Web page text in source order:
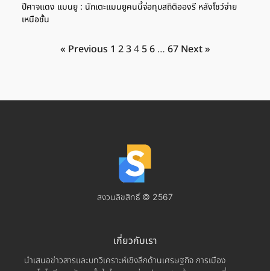
ปีศาจแดง แมนยู : นักเตะแมนยูคนนี้จ่อทุบสถิติอองรี หลังโชว์จ่าย
เหนือชั้น
« Previous 1 234 56 … 67 Next »
สงวนลิขสิทธิ์ © 2567
เกี่ยวกับเรา
นำเสนอข่าวสารและบทวิเคราะห์เชิงลึกด้านเศรษฐกิจ การเมือง